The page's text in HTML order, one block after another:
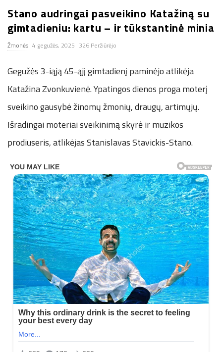
n
.
n
e
t
Stano audringai pasveikino Katažiną su
gimtadieniu: kartu – ir tūkstantinė minia
Žmonės 4 gegužės, 2025 326 Peržiūrėjo
Gegužės 3-iąją 45-ąjį gimtadienį paminėjo atlikėja
Katažina Zvonkuvienė. Ypatingos dienos proga moterį
sveikino gausybė žinomų žmonių, draugų, artimųjų.
Išradingai moteriai sveikinimą skyrė ir muzikos
prodiuseris, atlikėjas Stanislavas Stavickis-Stano.